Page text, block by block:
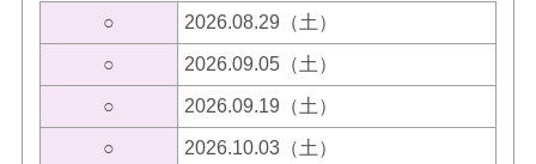
○ 2026.08.29（土）
○ 2026.09.05（土）
○ 2026.09.19（土）
○ 2026.10.03（土）